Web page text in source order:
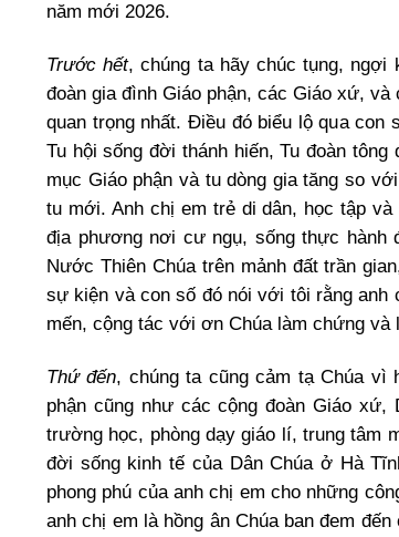
năm mới 2026.
Trước hết, chúng ta hãy chúc tụng, ngợi
đoàn gia đình Giáo phận, các Giáo xứ,
quan trọng nhất. Điều đó biểu lộ qua
Tu hội sống đời thánh hiến, Tu đoàn
mục Giáo phận và tu dòng gia tăng so
tu mới. Anh chị em trẻ di dân, học tập
địa phương nơi cư ngụ, sống thực hành
Nước Thiên Chúa trên mảnh đất trần
sự kiện và con số đó nói với tôi rằng
mến, cộng tác với ơn Chúa làm chứng và
Thứ đến, chúng ta cũng cảm tạ Chúa vì
phận cũng như các cộng đoàn Giáo xứ,
trường học, phòng dạy giáo lí, trung tâm
đời sống kinh tế của Dân Chúa ở Hà
phong phú của anh chị em cho những
anh chị em là hồng ân Chúa ban đem